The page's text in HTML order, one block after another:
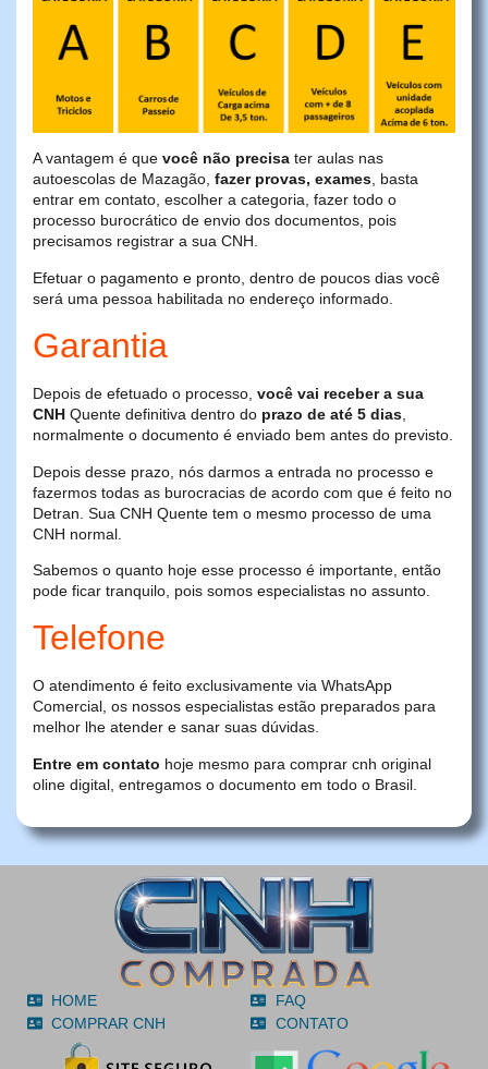
A vantagem é que você não precisa ter aulas nas
autoescolas de Mazagão, fazer provas, exames, basta
entrar em contato, escolher a categoria, fazer todo o
processo burocrático de envio dos documentos, pois
precisamos registrar a sua CNH.
Efetuar o pagamento e pronto, dentro de poucos dias você
será uma pessoa habilitada no endereço informado.
Garantia
Depois de efetuado o processo, você vai receber a sua
CNH Quente definitiva dentro do prazo de até 5 dias,
normalmente o documento é enviado bem antes do previsto.
Depois desse prazo, nós darmos a entrada no processo e
fazermos todas as burocracias de acordo com que é feito no
Detran. Sua CNH Quente tem o mesmo processo de uma
CNH normal.
Sabemos o quanto hoje esse processo é importante, então
pode ficar tranquilo, pois somos especialistas no assunto.
Telefone
O atendimento é feito exclusivamente via WhatsApp
Comercial, os nossos especialistas estão preparados para
melhor lhe atender e sanar suas dúvidas.
Entre em contato hoje mesmo para comprar cnh original
oline digital, entregamos o documento em todo o Brasil.
HOME
COMPRAR CNH
FAQ
CONTATO